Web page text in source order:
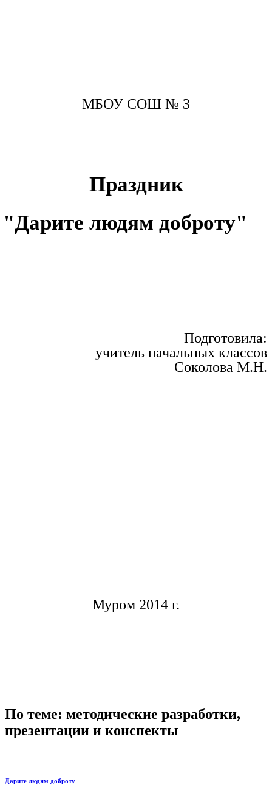
МБОУ СОШ № 3
Праздник
"Дарите людям доброту"
Подготовила:
учитель начальных классов
Соколова М.Н.
Муром 2014 г.
По теме: методические разработки,
презентации и конспекты
Дарите людям доброту